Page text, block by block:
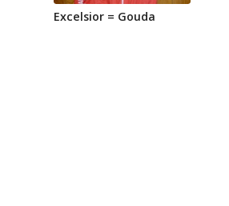
Excelsior = Gouda